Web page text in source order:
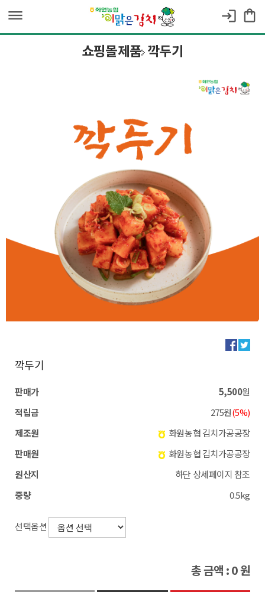
dehaze login shopping_bag
쇼핑몰제품 깍두기
깍두기
판매가 5,500원
적립금
275원(5%)
제조원
화원농협 김치가공공장
판매원
화원농협 김치가공공장
원산지
하단 상세페이지 참조
중량
0.5kg
선택옵션
총 금액 :0원